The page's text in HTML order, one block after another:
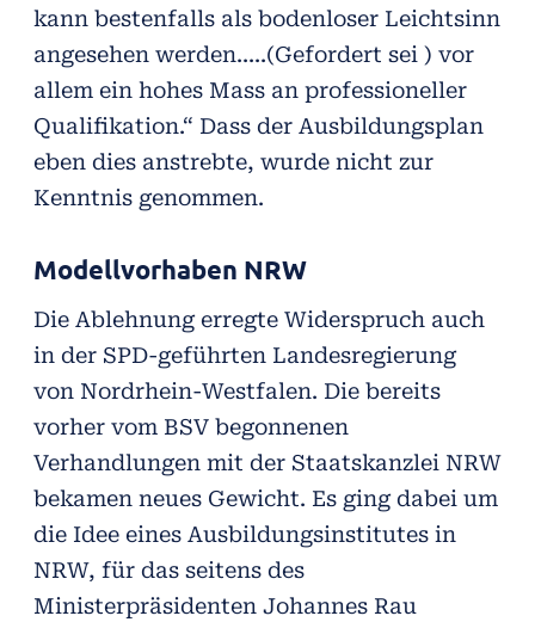
kann bestenfalls als bodenloser Leichtsinn
angesehen werden.....(Gefordert sei ) vor
allem ein hohes Mass an professioneller
Qualifikation.“ Dass der Ausbildungsplan
eben dies anstrebte, wurde nicht zur
Kenntnis genommen.
Modellvorhaben NRW
Die Ablehnung erregte Widerspruch auch
in der SPD-geführten Landesregierung
von Nordrhein-Westfalen. Die bereits
vorher vom BSV begonnenen
Verhandlungen mit der Staatskanzlei NRW
bekamen neues Gewicht. Es ging dabei um
die Idee eines Ausbildungsinstitutes in
NRW, für das seitens des
Ministerpräsidenten Johannes Rau